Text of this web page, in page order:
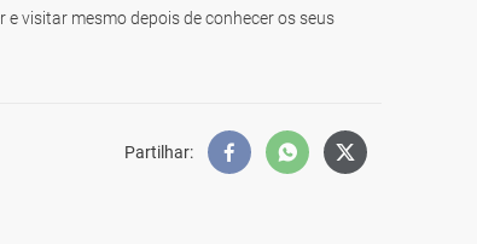
visitar mesmo depois de conhecer os seus
Partilhar: